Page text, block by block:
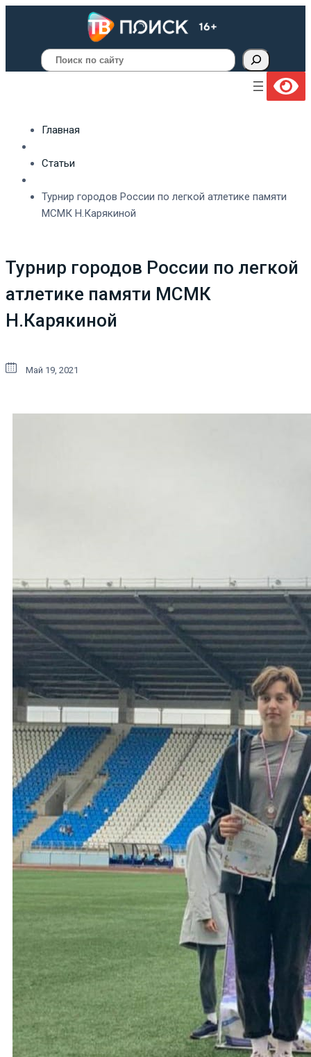
Поиск
Главная
Статьи
Турнир городов России по легкой атлетике памяти
МСМК Н.Карякиной
Турнир городов России по легкой
атлетике памяти МСМК
Н.Карякиной
Май 19, 2021